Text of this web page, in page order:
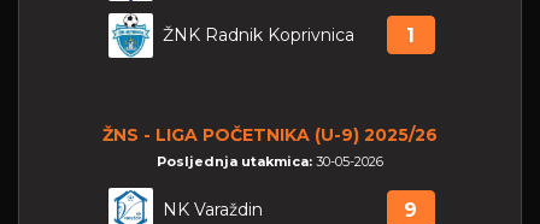
ŽNK Radnik Koprivnica 1
ŽNS - LIGA POČETNIKA (U-9) 2025/26
Posljednja utakmica: 30-05-2026
NK Varaždin 9